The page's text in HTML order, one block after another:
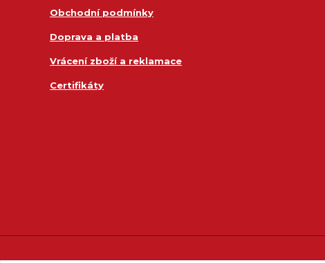
Obchodní podmínky
Doprava a platba
Vrácení zboží a reklamace
Certifikáty